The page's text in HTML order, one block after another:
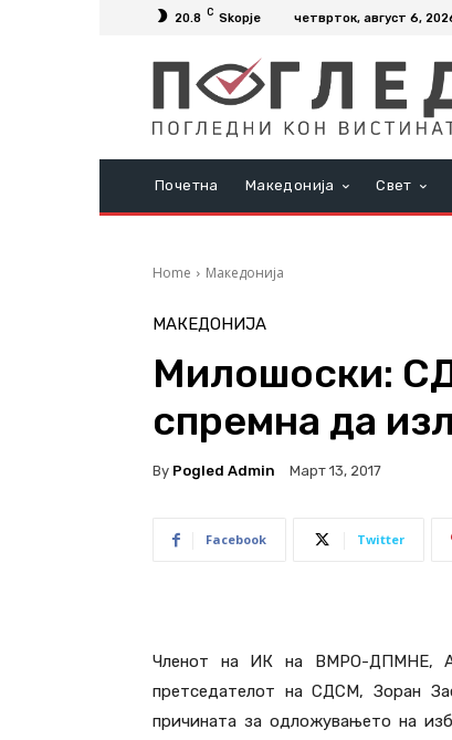
20.8 C Skopje четврток, август 6,
Почетна Македонија Свет
Home Македонија
МАКЕДОНИЈА
Милошоски:
спремна да
By Pogled Admin Март 13, 2017
Facebook Twitter
Членот на ИК на ВМРО-ДПМНЕ,
претседателот на СДСМ, Зоран
причината за одложувањето на